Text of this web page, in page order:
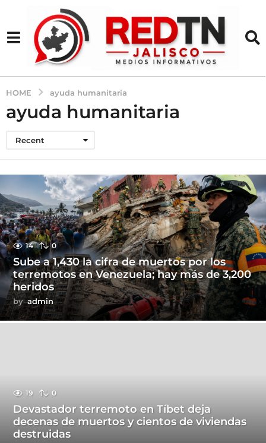
HOME ayuda humanitaria
ayuda humanitaria
Recent
14 0
Sube a 1,430 la cifra de muertos por los
terremotos en Venezuela; hay más de 3,200
heridos
by admin
19 0
Devastador terremoto en Tíbet deja
decenas de muertos y cientos de viviendas
destruidas